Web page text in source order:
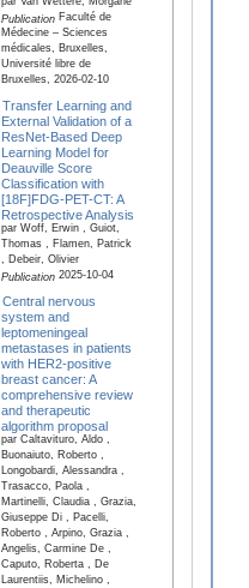
PublicationFaculté de
Médecine – Sciences
médicales, Bruxelles,
Université libre de
Bruxelles, 2026-02-10
Transfer Learning and
External Validation of a
ResNet-Based Deep
Learning Model for
Deauville Score
Classification with
[18F]FDG-PET-CT: A
Retrospective Analysis
par Woff, Erwin , Guiot,
Thomas , Flamen, Patrick
, Debeir, Olivier
Publication2025-10-04
Central nervous
system and
leptomeningeal
metastases in patients
with HER2-positive
breast cancer: A
comprehensive review
and therapeutic
algorithm proposal
par Caltavituro, Aldo ,
Buonaiuto, Roberto ,
Longobardi, Alessandra ,
Trasacco, Paola ,
Martinelli, Claudia , Grazia,
Giuseppe Di , Pacelli,
Roberto , Arpino, Grazia ,
Angelis, Carmine De ,
Caputo, Roberta , De
Laurentiis, Michelino ,